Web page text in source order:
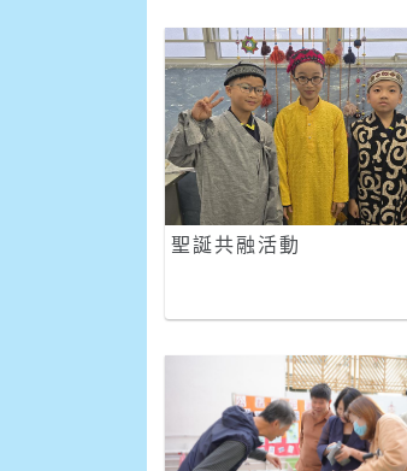
聖誕共融活動